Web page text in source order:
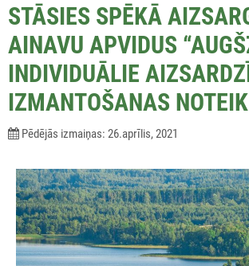
STĀSIES SPĒKĀ
AINAVU APVIDUS
INDIVIDUĀLIE
IZMANTOŠANAS
Pēdējās izmaiņas: 26.aprīlis, 2021